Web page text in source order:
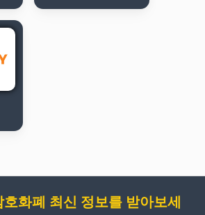
화폐 최신 정보를 받아보세